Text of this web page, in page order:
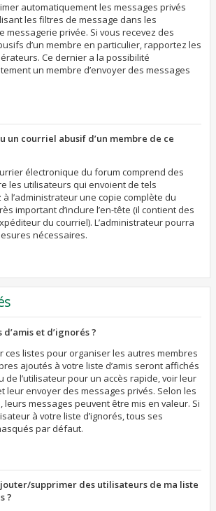
automatiquement les messages privés
les filtres de message dans les
messagerie privée. Si vous recevez des
d’un membre en particulier, rapportez les
Ce dernier a la possibilité
un membre d’envoyer des messages
un courriel abusif d’un membre de ce
électronique du forum comprend des
les utilisateurs qui envoient de tels
à l’administrateur une copie complète du
important d’inclure l’en-tête (il contient des
du courriel). L’administrateur pourra
nécessaires.
et d’ignorés ?
ces listes pour organiser les autres membres
ajoutés à votre liste d’amis seront affichés
de l’utilisateur pour un accès rapide, voir leur
leur envoyer des messages privés. Selon les
messages peuvent être mis en valeur. Si
à votre liste d’ignorés, tous ses
par défaut.
supprimer des utilisateurs de ma liste
?